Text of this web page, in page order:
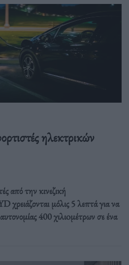
ηλεκτρικών
από την κινεζική
χρειάζονται μόλις 5 λεπτά για να
400 χιλιoμέτρων σε ένα